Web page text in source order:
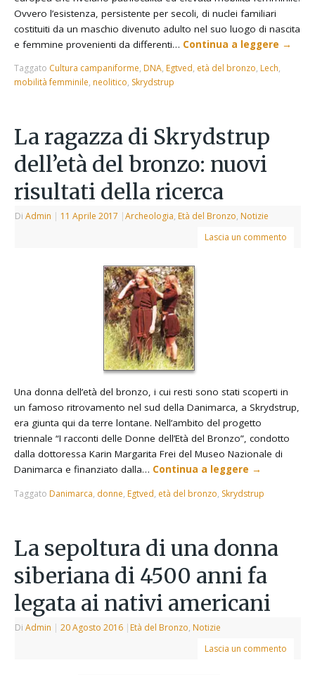
Ovvero l’esistenza, persistente per secoli, di nuclei familiari
costituiti da un maschio divenuto adulto nel suo luogo di nascita
e femmine provenienti da differenti… Continua a leggere →
Taggato Cultura campaniforme, DNA, Egtved, età del bronzo, Lech,
mobilità femminile, neolitico, Skrydstrup
La ragazza di Skrydstrup
dell’età del bronzo: nuovi
risultati della ricerca
DiAdmin | 11 Aprile 2017 |Archeologia, Età del Bronzo, Notizie
Lascia un commento
Una donna dell’età del bronzo, i cui resti sono stati scoperti in
un famoso ritrovamento nel sud della Danimarca, a Skrydstrup,
era giunta qui da terre lontane. Nell’ambito del progetto
triennale “I racconti delle Donne dell’Età del Bronzo”, condotto
dalla dottoressa Karin Margarita Frei del Museo Nazionale di
Danimarca e finanziato dalla… Continua a leggere →
Taggato Danimarca, donne, Egtved, età del bronzo, Skrydstrup
La sepoltura di una donna
siberiana di 4500 anni fa
legata ai nativi americani
DiAdmin | 20 Agosto 2016 | Età del Bronzo, Notizie
Lascia un commento